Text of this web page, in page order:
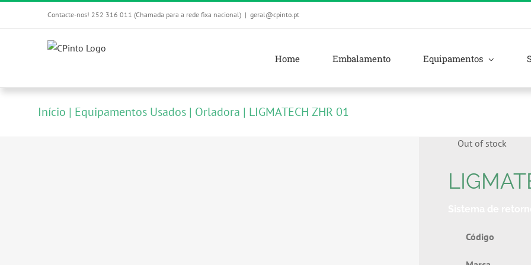
Contacte-nos! 252 316 011 (Chamada para a rede fixa nacional) | geral@cpinto.pt
Home Embalamento Equipamentos
Início Equipamentos Usados Orladora LIGMATECH ZHR 01
Out of stock